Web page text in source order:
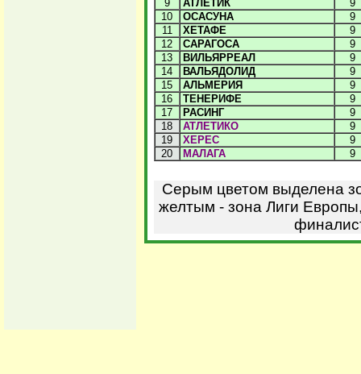
9
АТЛЕТИК
9
10
ОСАСУНА
9
11
ХЕТАФЕ
9
12
САРАГОСА
9
13
ВИЛЬЯРРЕАЛ
9
14
ВАЛЬЯДОЛИД
9
15
АЛЬМЕРИЯ
9
16
ТЕНЕРИФЕ
9
17
РАСИНГ
9
18
АТЛЕТИКО
9
19
ХЕРЕС
9
20
МАЛАГА 9
Серым цветом выделена
желтым - зона Лиги